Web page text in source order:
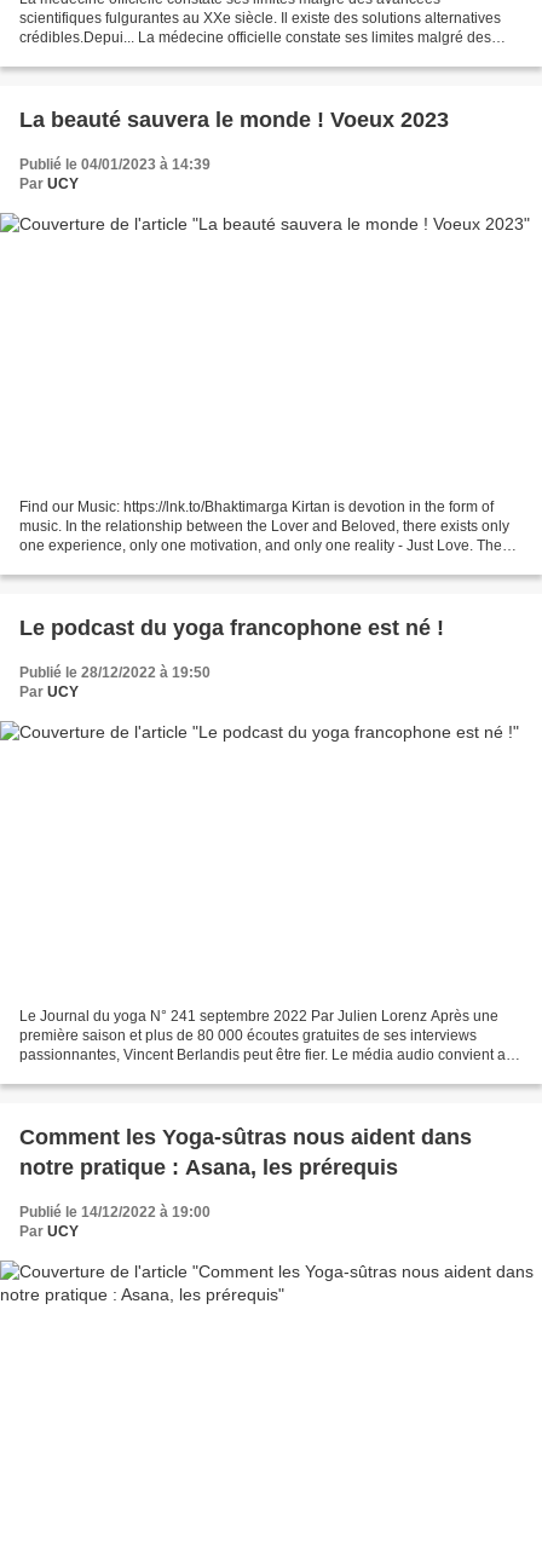
scientifiques fulgurantes au XXe siècle. Il existe des solutions alternatives
crédibles.Depui... La médecine officielle constate ses limites malgré des
La beauté sauvera le monde ! Voeux 2023
Publié le 04/01/2023 à 14:39
Par UCY
Find our Music: https://lnk.to/Bhaktimarga Kirtan is devotion in the form of
music. In the relationship between the Lover and Beloved, there exists only
one experience, only one motivation, and only one reality - Just Love. The
Le podcast du yoga francophone est né !
Publié le 28/12/2022 à 19:50
Par UCY
Le Journal du yoga N° 241 septembre 2022 Par Julien Lorenz Après une
première saison et plus de 80 000 écoutes gratuites de ses interviews
passionnantes, Vincent Berlandis peut être fier. Le média audio convient au
Comment les Yoga-sûtras nous aident dans
notre pratique : Asana, les prérequis
Publié le 14/12/2022 à 19:00
Par UCY